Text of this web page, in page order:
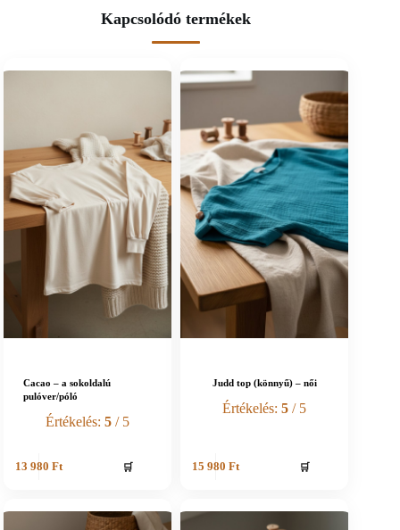
Kapcsolódó termékek
Cacao – a sokoldalú
pulóver/póló
Értékelés:5 / 5
13 980 Ft 🛒
Judd top (könnyű) – női
Értékelés:5 / 5
15 980 Ft 🛒